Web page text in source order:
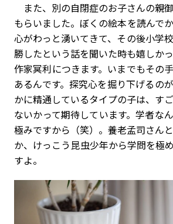
また、別の自閉症のお子さんの親
もらいました。ぼくの絵本を読んで
心がわっと湧いてきて、その後小学
勝したという話を聞いた時も嬉しか
作家冥利につきます。いまでもその
あるんです。探究心を掘り下げるの
かに精通しているタイプの子は、す
ないかって期待しています。学者な
極みですから（笑）。養老孟司さん
か、けっこう昆虫少年から学問を極
すよ。